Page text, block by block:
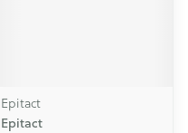
Epitact
Epitact